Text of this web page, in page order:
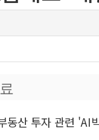
산 투자 관련 'AI